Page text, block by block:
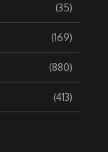
(35)
(169)
(880)
(413)